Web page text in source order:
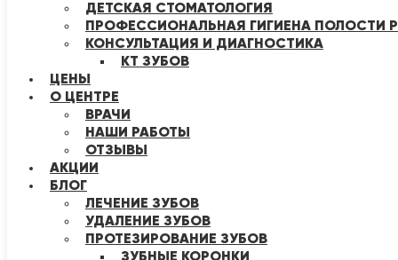
ДЕТСКАЯ СТОМАТОЛОГИЯ
ПРОФЕССИОНАЛЬНАЯ ГИГИЕНА ПОЛОСТИ
КОНСУЛЬТАЦИЯ И ДИАГНОСТИКА
КТ ЗУБОВ
ЦЕНЫ
О ЦЕНТРЕ
ВРАЧИ
НАШИ РАБОТЫ
ОТЗЫВЫ
АКЦИИ
БЛОГ
ЛЕЧЕНИЕ ЗУБОВ
УДАЛЕНИЕ ЗУБОВ
ПРОТЕЗИРОВАНИЕ ЗУБОВ